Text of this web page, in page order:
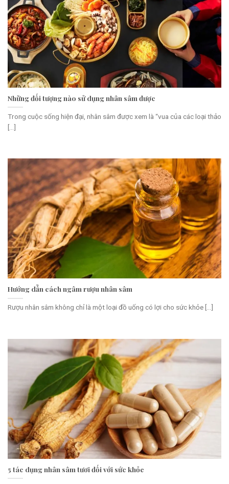
Những đối tượng nào sử dụng nhân sâm được
Trong cuộc sống hiện đại, nhân sâm được xem là “vua của các loại thảo
[...]
Hướng dẫn cách ngâm rượu nhân sâm
Rượu nhân sâm không chỉ là một loại đồ uống có lợi cho sức khỏe [...]
5 tác dụng nhân sâm tươi đối với sức khỏe